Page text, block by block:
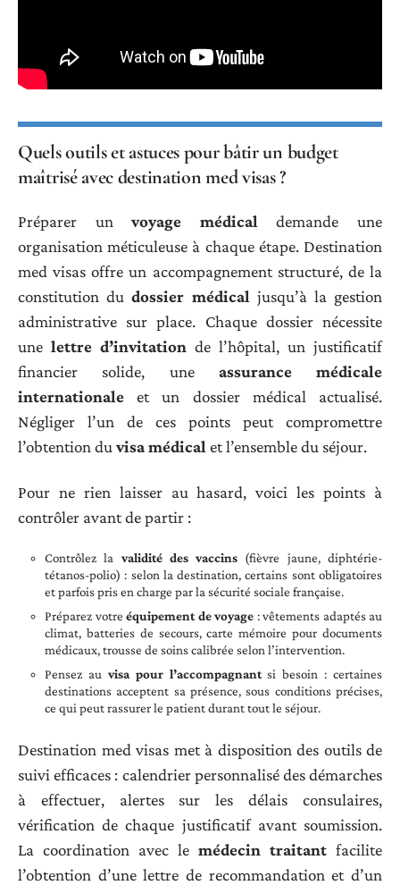
Quels outils et astuces pour bâtir un budget
maîtrisé avec destination med visas ?
Préparer unvoyage médical demande une
organisation méticuleuse à chaque étape. Destination
med visas offre un accompagnement structuré, de la
constitution dudossier médical jusqu’à la gestion
administrative sur place. Chaque dossier nécessite
une lettre d’invitation de l’hôpital, un justificatif
financier solide, une assurance médicale
internationale et un dossier médical actualisé.
Négliger l’un de ces points peut compromettre
l’obtention du visa médical et l’ensemble du séjour.
Pour ne rien laisser au hasard, voici les points à
contrôler avant de partir :
Contrôlez la validité des vaccins (fièvre jaune, diphtérie-
tétanos-polio) : selon la destination, certains sont obligatoires
et parfois pris en charge par la sécurité sociale française.
Préparez votre équipement de voyage : vêtements adaptés au
climat, batteries de secours, carte mémoire pour documents
médicaux, trousse de soins calibrée selon l’intervention.
Pensez au visa pour l’accompagnantsi besoin : certaines
destinations acceptent sa présence, sous conditions précises,
ce qui peut rassurer le patient durant tout le séjour.
Destination med visas met à disposition des outils de
suivi efficaces : calendrier personnalisé des démarches
à effectuer, alertes sur les délais consulaires,
vérification de chaque justificatif avant soumission.
La coordination avec le médecin traitant facilite
l’obtention d’une lettre de recommandation et d’un